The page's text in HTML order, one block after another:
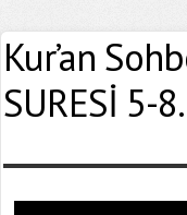
Kur’an
SURESİ 5-
Yaşadığınız Hatanın Ayrıntıları